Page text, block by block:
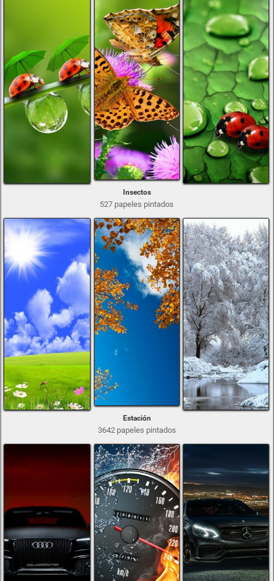
Insectos
527 papeles pintados
Estación
3642 papeles pintados